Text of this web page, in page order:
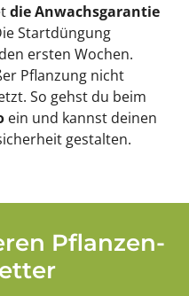
die Anwachsgarantie
Startdüngung
ersten Wochen.
Pflanzung nicht
So gehst du beim
ein und kannst deinen
gestalten.
Pflanzen-